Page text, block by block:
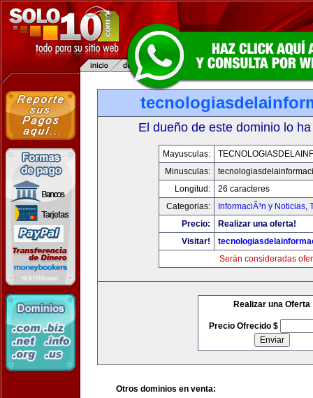
El dueño de este dominio lo
Mayusculas:
Minusculas:
Longitud:
26 caracteres
Categorias:
InformaciÃ³n y Noticias,
Precio:
Realizar una oferta!
Visitar!
Serán consideradas
Realizar una Oferta
Precio Ofrecido $
Otros dominios en venta: